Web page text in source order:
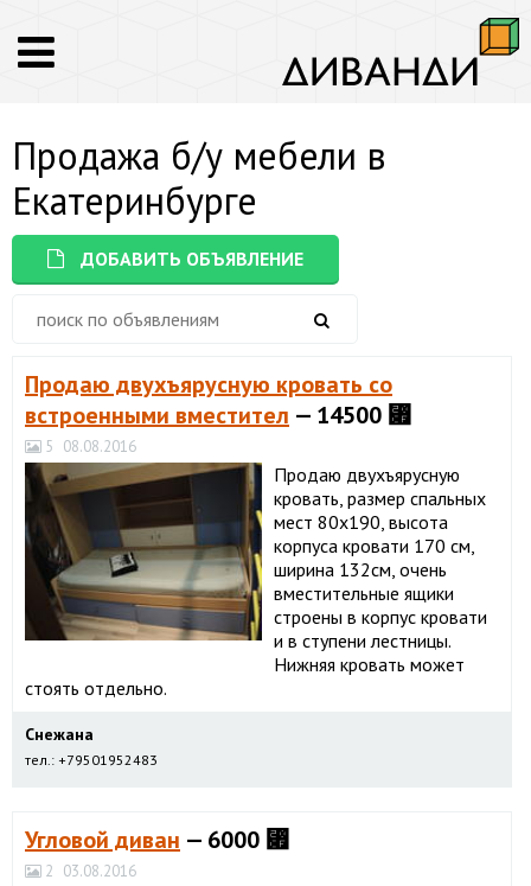
Продажа б/у мебели в
Екатеринбурге
ДОБАВИТЬ ОБЪЯВЛЕНИЕ
Продаю двухъярусную кровать со
встроенными вместител — 14500 ⃏
5 08.08.2016
Продаю двухъярусную
кровать, размер спальных
мест 80х190, высота
корпуса кровати 170 см,
ширина 132см, очень
вместительные ящики
строены в корпус кровати
и в ступени лестницы.
Нижняя кровать может
стоять отдельно.
Снежана
тел.: +79501952483
Угловой диван — 6000 ⃏
2 03.08.2016